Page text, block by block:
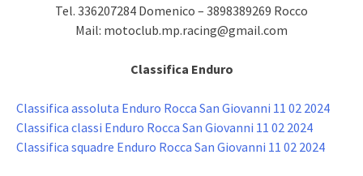
Tel. 336207284 Domenico – 3898389269 Rocco
Mail: motoclub.mp.racing@gmail.com
Classifica Enduro
Classifica assoluta Enduro Rocca San Giovanni 11 02 2024
Classifica classi Enduro Rocca San Giovanni 11 02 2024
Classifica squadre Enduro Rocca San Giovanni 11 02 2024